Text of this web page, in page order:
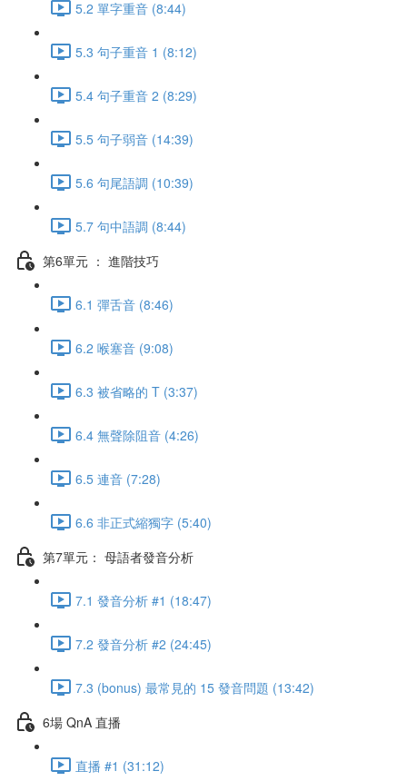
5.2 單字重音 (8:44)
5.3 句子重音 1 (8:12)
5.4 句子重音 2 (8:29)
5.5 句子弱音 (14:39)
5.6 句尾語調 (10:39)
5.7 句中語調 (8:44)
第6單元 ： 進階技巧
6.1 彈舌音 (8:46)
6.2 喉塞音 (9:08)
6.3 被省略的 T (3:37)
6.4 無聲除阻音 (4:26)
6.5 連音 (7:28)
6.6 非正式縮獨字 (5:40)
第7單元： 母語者發音分析
7.1 發音分析 #1 (18:47)
7.2 發音分析 #2 (24:45)
7.3 (bonus) 最常見的 15 發音問題 (13:42)
6場 QnA 直播
直播 #1 (31:12)